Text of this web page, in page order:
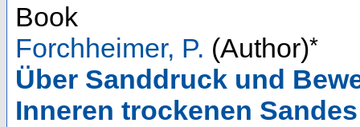
Book
Forchheimer, P. (Author)*
Über Sanddruck und
Inneren trockenen Sandes